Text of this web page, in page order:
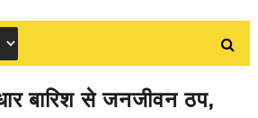
बारिश से जनजीवन ठप,